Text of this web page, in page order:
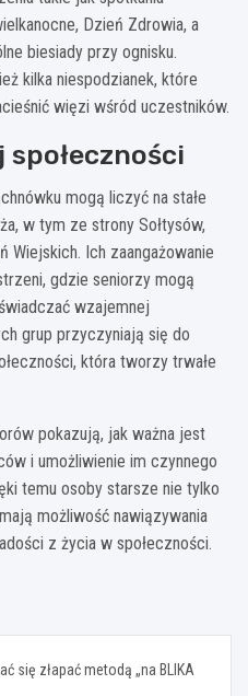
Dzień Zdrowia, a
biesiady przy ognisku.
kilka niespodzianek, które
więzi wśród uczestników.
mogą liczyć na stałe
w tym ze strony Sołtysów,
Wiejskich. Ich zaangażowanie
gdzie seniorzy mogą
wzajemnej
grup przyczyniają się do
która tworzy trwałe
pokazują, jak ważna jest
i umożliwienie im czynnego
temu osoby starsze nie tylko
możliwość nawiązywania
z życia w społeczności.
się złapać metodą „na BLIKA